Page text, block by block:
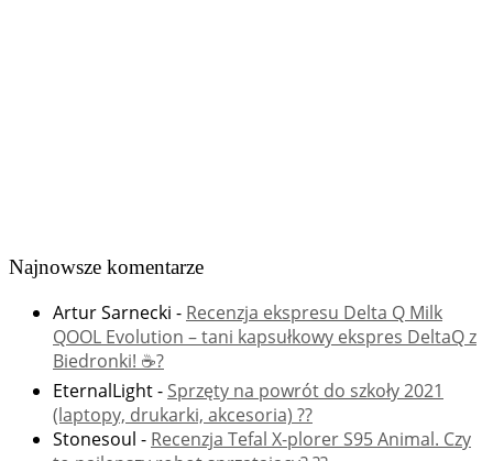
Najnowsze komentarze
Artur Sarnecki - Recenzja ekspresu Delta Q Milk
QOOL Evolution – tani kapsułkowy ekspres DeltaQ z
Biedronki! ☕️?
EternalLight- Sprzęty na powrót do szkoły 2021
(laptopy, drukarki, akcesoria) ??
Stonesoul - Recenzja Tefal X-plorer S95 Animal. Czy